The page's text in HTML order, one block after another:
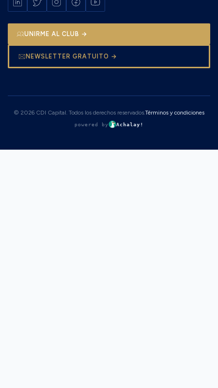
UNIRME AL CLUB →
NEWSLETTER GRATUITO →
© 2026 CDI Capital. Todos los derechos reservados.Términos y condiciones
powered by Achalay!